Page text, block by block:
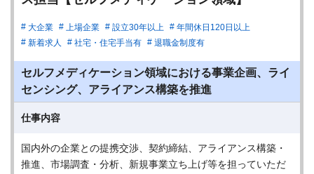
大企業 上場企業 設立30年以上
年間休日120日以上
新着求人
社宅・住宅手当有 退職金制度有
セルフメディケーション領域における事業企画、ライ
センシング、アライアンス構築を推進
仕事内容
国内外の企業との提携交渉、契約締結、アライアンス構築・
推進、市場調査・分析、新規事業立ち上げ等を担っていただ